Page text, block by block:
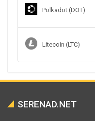
Polkadot (DOT)
Litecoin (LTC)
SERENAD.NET